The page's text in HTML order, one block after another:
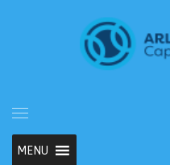
MENU